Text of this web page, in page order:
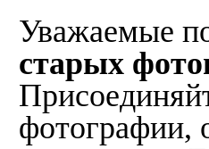
Уважаемые
старых
фотографии,